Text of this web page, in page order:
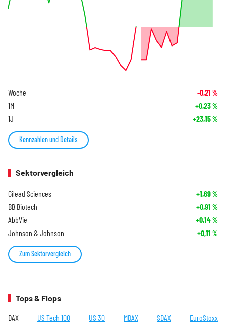
Woche -0,21 %
1M +0,23%
1J +23,15%
Kennzahlen und Details
Sektorvergleich
Gilead Sciences +1,69%
BB Biotech +0,91 %
AbbVie +0,14%
Johnson & Johnson +0,11 %
Zum Sektorvergleich
Tops & Flops
DAX US Tech 100 US 30 MDAX SDAX EuroStoxx